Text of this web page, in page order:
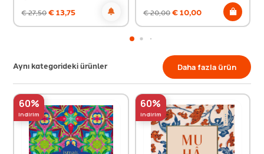
€27,50€13,75 €20,00€10,00
Aynı kategorideki ürünler Daha fazla ürün
60%
indirim
60%
indirim